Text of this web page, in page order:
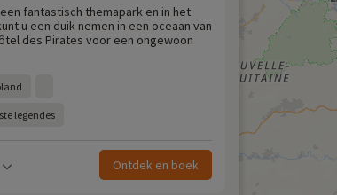
fantastisch themapark en in het
u een duik nemen in een oceaan van
des Pirates voor een ongewoon
legendes
Ontdek en boek